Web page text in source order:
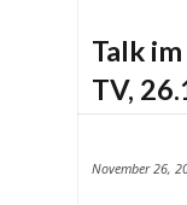
Talk
TV,
November 26,